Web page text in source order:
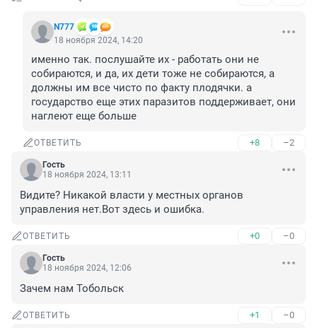
N777
18 ноября 2024, 14:20
именно так. послушайте их - работать они не
собираются, и да, их дети тоже не собираются, а
должны им все чисто по факту плодячки. а
государство еще этих паразитов поддерживает, они
наглеют еще больше
ОТВЕТИТЬ +8 –2
Гость
18 ноября 2024, 13:11
Видите? Никакой власти у местных органов
управления нет.Вот здесь и ошибка.
ОТВЕТИТЬ +0 –0
Гость
18 ноября 2024, 12:06
Зачем нам Тобольск
ОТВЕТИТЬ +1 –0